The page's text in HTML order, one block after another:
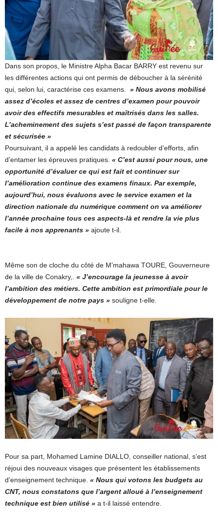
Dans son propos, le Ministre Alpha Bacar BARRY est revenu sur
les différentes actions qui ont permis de déboucher à la sérénité
qui, selon lui, caractérise ces examens.
» Nous avons mobilisé
assez d’écoles et assez de centres d’examen pour pouvoir
avoir des effectifs mesurables et maîtrisés dans les salles.
L’acheminement des sujets s’est passé de façon transparente
et sécurisée »
Poursuivant, il a appelé les candidats à redoubler d’efforts, afin
d’entamer les épreuves pratiques. « C’est aussi pour nous, une
opportunité d’évaluer ce qui est fait et continuer sur
l’amélioration continue des examens finaux. Par exemple,
aujourd’hui, nous évaluons avec le service examen et la
direction nationale du numérique comment on va améliorer
l’année prochaine tous ces aspects-là et rendre la vie plus
facile à nos apprenants » ajoute t-il.
Même son de cloche du côté de M’mahawa TOURE, Gouverneure
de la ville de Conakry,. « J’encourage la jeunesse à avoir
l’ambition des métiers. Cette ambition est primordiale pour le
développement de notre pays » souligne t-elle.
Pour sa part, Mohamed Lamine DIALLO, conseiller national, s’est
réjoui des nouveaux visages que présentent les établissements
d’enseignement technique. « Nous qui votons les budgets au
CNT, nous constatons que l’argent alloué à l’enseignement
technique est bien utilisé » a t-il laissé entendre.